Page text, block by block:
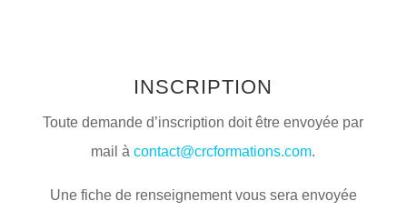
INSCRIPTION
Toute demande d’inscription doit être envoyée par
mail àcontact@crcformations.com.
Une fiche de renseignement vous sera envoyée